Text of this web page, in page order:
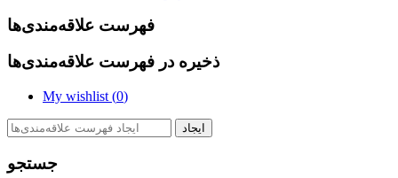
فهرست علاقه‌مندی‌ها
ذخیره در فهرست علاقه‌مندی‌ها
My wishlist (0)
ایجاد
جستجو